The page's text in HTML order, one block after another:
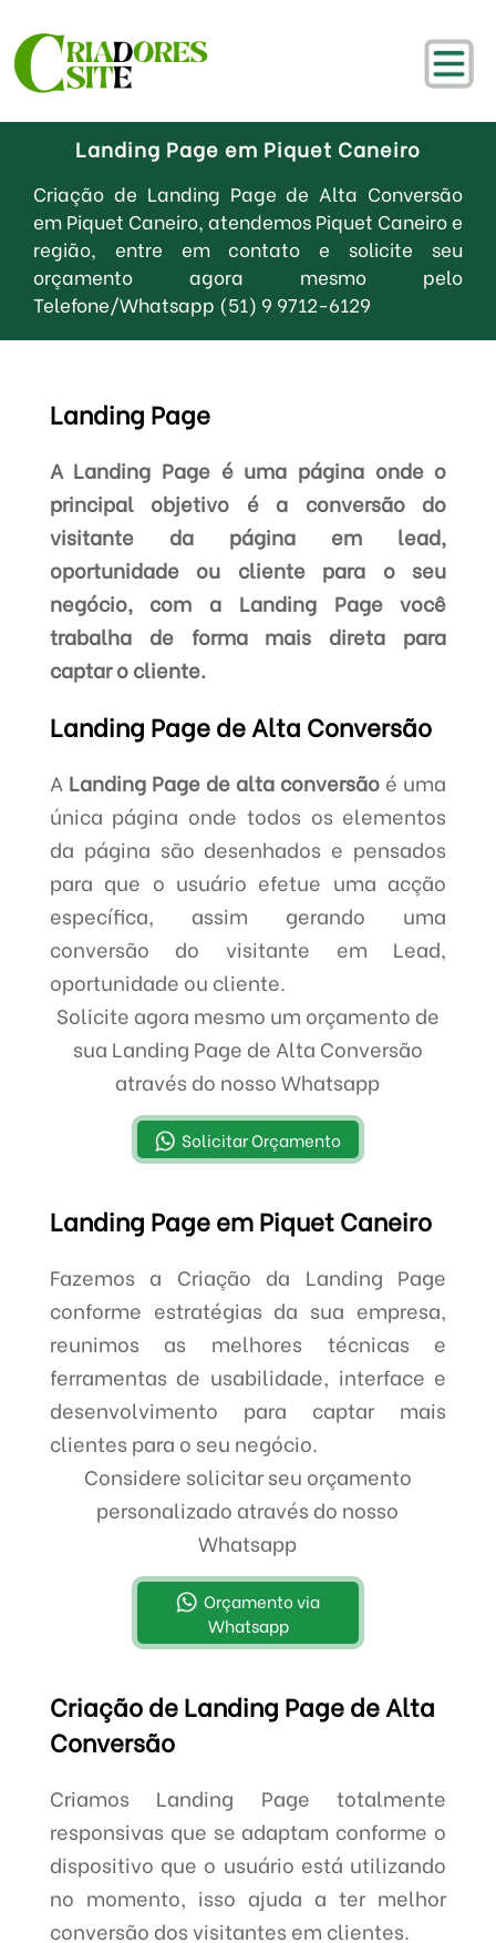
Landing Page em Piquet Caneiro
Criação de Landing Page de Alta Conversão
em Piquet Caneiro, atendemos Piquet Caneiro e
região, entre em contato e solicite seu
orçamento agora mesmo pelo
Telefone/Whatsapp (51) 9 9712-6129
Landing Page
A Landing Page é uma página onde o
principal objetivo é a conversão do
visitante da página em lead,
oportunidade ou cliente para o seu
negócio, com a Landing Page você
trabalha de forma mais direta para
captar o cliente.
Landing Page de Alta Conversão
A Landing Page de alta conversão é uma
única página onde todos os elementos
da página são desenhados e pensados
para que o usuário efetue uma acção
específica, assim gerando uma
conversão do visitante em Lead,
oportunidade ou cliente.
Solicite agora mesmo um orçamento de
sua Landing Page de Alta Conversão
através do nosso Whatsapp
Solicitar Orçamento
Landing Page em Piquet Caneiro
Fazemos a Criação da Landing Page
conforme estratégias da sua empresa,
reunimos as melhores técnicas e
ferramentas de usabilidade, interface e
desenvolvimento para captar mais
clientes para o seu negócio.
Considere solicitar seu orçamento
personalizado através do nosso
Whatsapp
Orçamento via
Whatsapp
Criação de Landing Page de Alta
Conversão
Criamos Landing Page totalmente
responsivas que se adaptam conforme o
dispositivo que o usuário está utilizando
no momento, isso ajuda a ter melhor
conversão dos visitantes em clientes.